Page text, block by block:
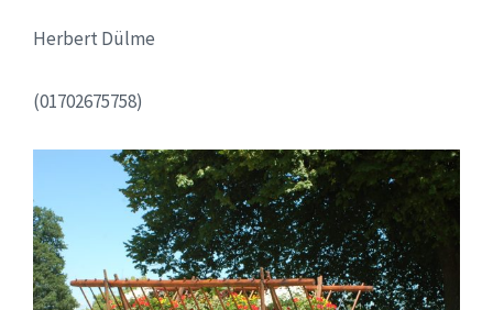
Herbert Dülme
(01702675758)